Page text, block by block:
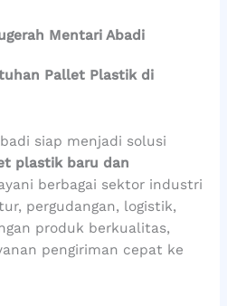
Mentari Abadi
Pallet Plastik di
siap menjadi solusi
plastik baru dan
berbagai sektor industri
pergudangan, logistik,
produk berkualitas,
pengiriman cepat ke